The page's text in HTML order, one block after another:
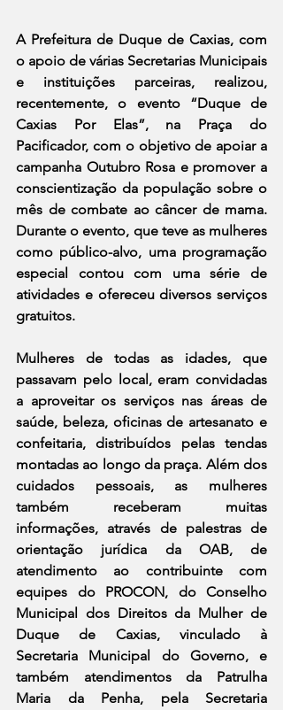
A Prefeitura de Duque de Caxias, com
o apoio de várias Secretarias Municipais
e instituições parceiras, realizou,
recentemente, o evento “Duque de
Caxias Por Elas”, na Praça do
Pacificador, com o objetivo de apoiar a
campanha Outubro Rosa e promover a
conscientização da população sobre o
mês de combate ao câncer de mama.
Durante o evento, que teve as mulheres
como público-alvo, uma programação
especial contou com uma série de
atividades e ofereceu diversos serviços
gratuitos.
Mulheres de todas as idades, que
passavam pelo local, eram convidadas
a aproveitar os serviços nas áreas de
saúde, beleza, oficinas de artesanato e
confeitaria, distribuídos pelas tendas
montadas ao longo da praça. Além dos
cuidados pessoais, as mulheres
também receberam muitas
informações, através de palestras de
orientação jurídica da OAB, de
atendimento ao contribuinte com
equipes do PROCON, do Conselho
Municipal dos Direitos da Mulher de
Duque de Caxias, vinculado à
Secretaria Municipal do Governo, e
também atendimentos da Patrulha
Maria da Penha, pela Secretaria